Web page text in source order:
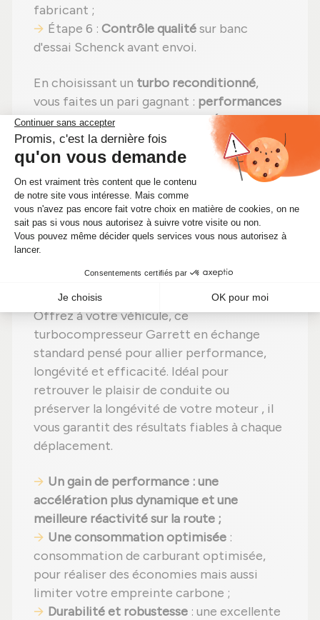
fabricant ;
Étape 6 : Contrôle qualitésur banc
d'essai Schenck avant envoi.
En choisissant un turbo reconditionné,
vous faites un pari gagnant : performances
identiques,moins de dépenses (avec un
tarif imbattable à 446,50 €)
et unchoix
écologique. Alors pourquoi hésiter ?
Boostez votre moteur tout en faisant des
économies significatives !
🔧 Optimisez les performances de
votre moteur avec ce
reconditionné
Offrez à votre véhicule, ce
turbocompresseur Garrett en échange
standard pensé pour allier performance,
longévité et efficacité. Idéal pour
retrouver le plaisir de conduite ou
préserver la longévité de votre moteur , il
vous garantit des résultats fiables à chaque
déplacement.
Un gain de performance : une
accélération plus dynamique et une
meilleure réactivité sur la route ;
Une consommation optimisée :
consommation de carburant optimisée,
pour réaliser des économies mais aussi
limiter votre empreinte carbone ;
Durabilité et robustesse : une excellente